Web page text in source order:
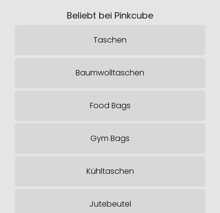
Beliebt bei Pinkcube
Taschen
Baumwolltaschen
Food Bags
Gym Bags
Kühltaschen
Jutebeutel